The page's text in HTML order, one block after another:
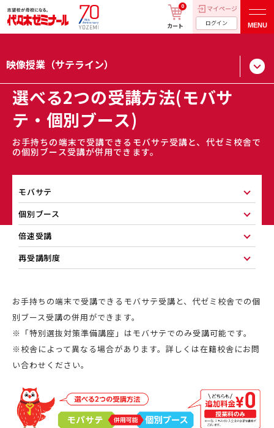
カート
0 マイページ
ログイン MENU
映像授業（サテライン）
選べる2つの受講方法(モバサ
テ・個別ブース)
お手持ちの端末で受講できるモバサテ受講と、代ゼミ校舎で
の個別ブース受講が併用できます。
モバサテ
個別ブース
倍速受講
再受講制度
お手持ちの端末で受講できるモバサテ受講と、代ゼミ校舎での個
別ブース受講の併用ができます。
※「特別選抜対策準備講座」はモバサテでのみ受講可能です。
※校舎によって異なる場合があります。詳しくは在籍校舎にお問
い合わせください。